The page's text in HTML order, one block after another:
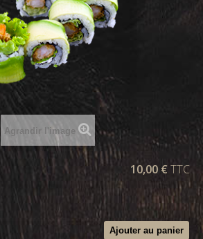
Agrandir l'image
10,00 €TTC
Ajouter au panier